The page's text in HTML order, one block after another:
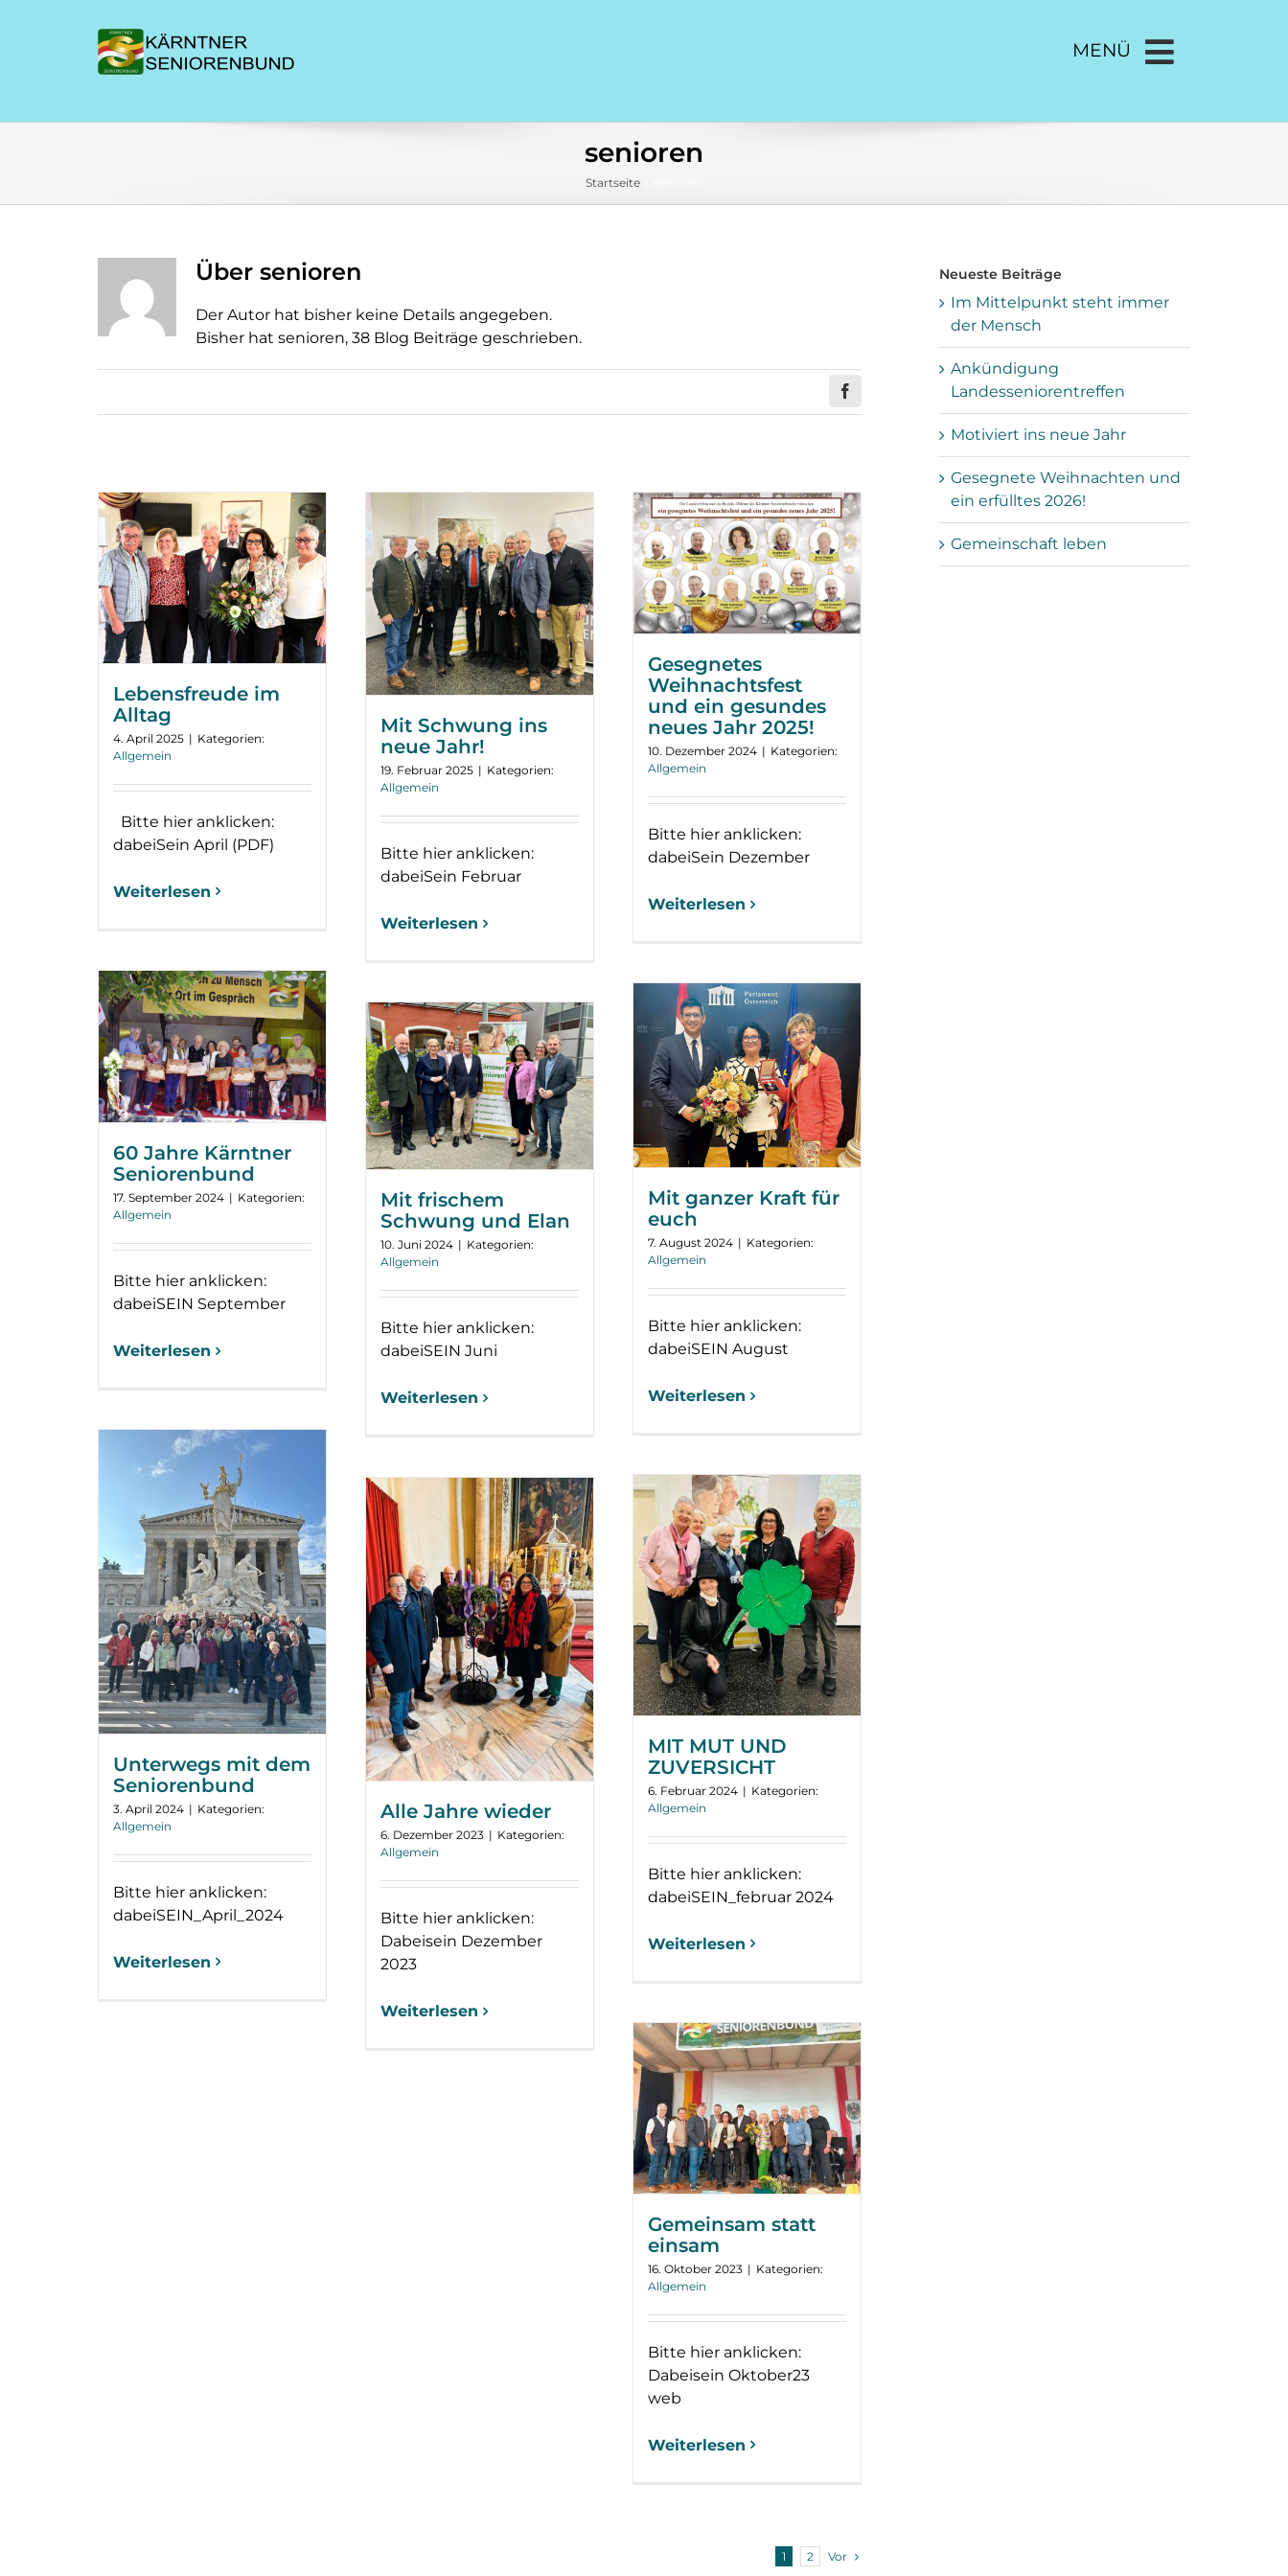
MENÜ
senioren
Startseite
Über senioren
Der Autor hat bisher keine Details angegeben.
Bisher hat senioren, 38 Blog Beiträge geschrieben.
Facebook
Lebensfreude im
Alltag
4. April 2025 | Kategorien:
Allgemein
Bitte hier anklicken:
dabeiSein April (PDF)
Weiterlesen
Mit Schwung ins
neue Jahr!
19. Februar 2025 | Kategorien:
Allgemein
Bitte hier anklicken:
dabeiSein Februar
Weiterlesen
Gesegnetes
Weihnachtsfest
und ein gesundes
neues Jahr 2025!
10. Dezember 2024 | Kategorien:
Allgemein
Bitte hier anklicken:
dabeiSein Dezember
Weiterlesen
60 Jahre Kärntner
Seniorenbund
17. September 2024 | Kategorien:
Allgemein
Bitte hier anklicken:
dabeiSEIN September
Weiterlesen
Mit ganzer Kraft für
euch
7. August 2024 | Kategorien:
Allgemein
Bitte hier anklicken:
dabeiSEIN August
Weiterlesen
Mit frischem
Schwung und Elan
10. Juni 2024 | Kategorien:
Allgemein
Bitte hier anklicken:
dabeiSEIN Juni
Weiterlesen
Unterwegs mit dem
Seniorenbund
3. April 2024 | Kategorien:
Allgemein
Bitte hier anklicken:
dabeiSEIN_April_2024
Weiterlesen
MIT MUT UND
ZUVERSICHT
6. Februar 2024 | Kategorien:
Allgemein
Bitte hier anklicken:
dabeiSEIN_februar 2024
Weiterlesen
Alle Jahre wieder
6. Dezember 2023 | Kategorien:
Allgemein
Bitte hier anklicken:
Dabeisein Dezember
2023
Weiterlesen
Gemeinsam statt
einsam
16. Oktober 2023 | Kategorien:
Allgemein
Bitte hier anklicken:
Dabeisein Oktober23
web
Weiterlesen
1 2 Vor
Neueste Beiträge
Im Mittelpunkt steht immer
der Mensch
Ankündigung
Landesseniorentreffen
Motiviert ins neue Jahr
Gesegnete Weihnachten und
ein erfülltes 2026!
Gemeinschaft leben